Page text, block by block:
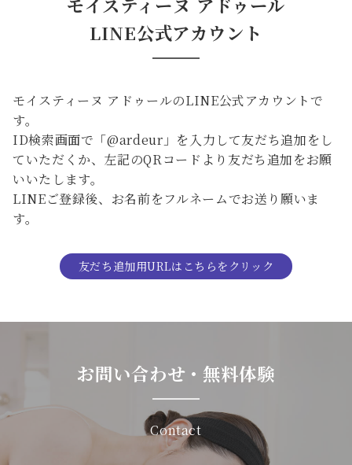
LINE公式アカウント
モイスティーヌ アドゥールのLINE公式アカウントで
す。
ID検索画面で「@ardeur」を入力して友だち追加をし
ていただくか、左記のQRコードより友だち追加をお願
いいたします。
LINEご登録後、お名前をフルネームでお送り願いま
す。
友だち追加用URLはこちらをクリック
お問い合わせ・無料体験
Contact